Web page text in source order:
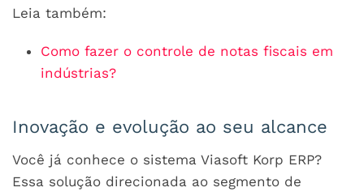
Leia também:
Como fazer o controle de notas fiscais em
indústrias?
Inovação e evolução ao seu alcance
Você já conhece o sistema Viasoft Korp ERP?
Essa solução direcionada ao segmento de